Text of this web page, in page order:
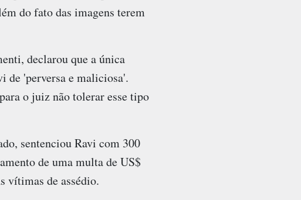
do fato das imagens terem
declarou que a única
de 'perversa e maliciosa'.
o juiz não tolerar esse tipo
sentenciou Ravi com 300
de uma multa de US$
vítimas de assédio.